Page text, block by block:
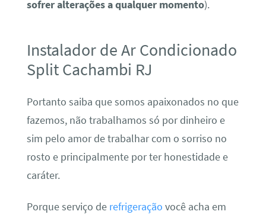
sofrer alterações a qualquer momento).
Instalador de Ar Condicionado
Split Cachambi RJ
Portanto saiba que somos apaixonados no que
fazemos, não trabalhamos só por dinheiro e
sim pelo amor de trabalhar com o sorriso no
rosto e principalmente por ter honestidade e
caráter.
Porque serviço de refrigeração você acha em